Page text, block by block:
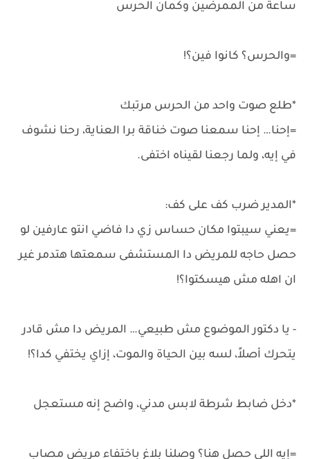
ساعة من الممرضين وكمان الحرس
=والحرس؟ كانوا فين؟!
*طلع صوت واحد من الحرس مرتبك
=إحنا… إحنا سمعنا صوت خناقة برا العناية، رحنا نشوف
في إيه، ولما رجعنا لقيناه اختفى.
*المدير ضرب كف على كف:
=يعني سيبتوا مكان حساس زي دا فاضي انتو عارفين لو
حصل حاجه للمريض دا المستشفى سمعتها هتدمر غير
ان اهله مش هيسكتوا؟!
- يا دكتور الموضوع مش طبيعي… المريض دا مش قادر
يتحرك أصلاً، لسه بين الحياة والموت، إزاي يختفي كدا؟!
*دخل ضابط شرطة لابس مدني، واضح إنه مستعجل
=إيه اللي حصل هنا؟ وصلنا بلاغ باختفاء مريض مصاب